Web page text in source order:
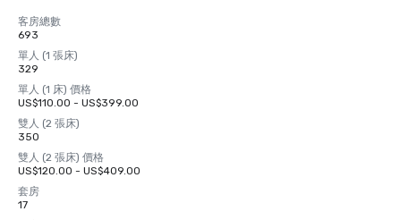
客房總數
693
單人 (1 張床)
329
單人 (1 床) 價格
US$110.00 - US$399.00
雙人 (2 張床)
350
雙人 (2 張床) 價格
US$120.00 - US$409.00
套房
17